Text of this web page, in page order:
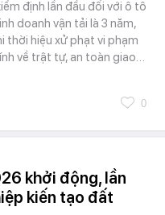
định lần đầu đối với ô tô
doanh vận tải là 3 năm,
thời hiệu xử phạt vi phạm
về trật tự, an toàn giao…
0
khởi động, lần
kiến tạo đất